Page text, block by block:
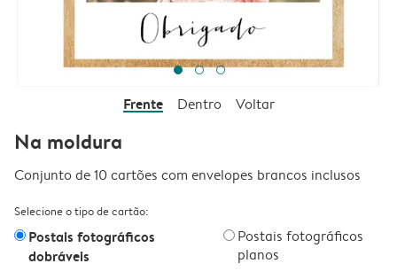
Frente Dentro Voltar
Na moldura
Conjunto de 10 cartões com envelopes brancos inclusos
Selecione o tipo de cartão:
Postais fotográficos
dobráveis
Postais fotográficos
planos